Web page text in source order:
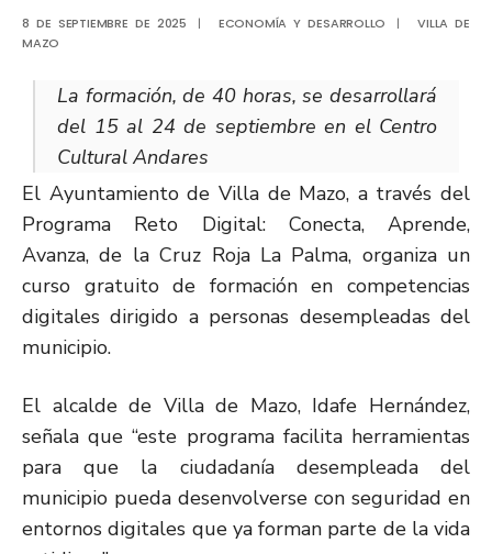
8 DE SEPTIEMBRE DE 2025 | ECONOMÍA Y DESARROLLO |
VILLA DE
MAZO
La formación, de 40 horas, se desarrollará
del 15 al 24 de septiembre en el Centro
Cultural Andares
El Ayuntamiento de Villa de Mazo, a través del
Programa Reto Digital: Conecta, Aprende,
Avanza, de la Cruz Roja La Palma, organiza un
curso gratuito de formación en competencias
digitales dirigido a personas desempleadas del
municipio.
El alcalde de Villa de Mazo, Idafe Hernández,
señala que “este programa facilita herramientas
para que la ciudadanía desempleada del
municipio pueda desenvolverse con seguridad en
entornos digitales que ya forman parte de la vida